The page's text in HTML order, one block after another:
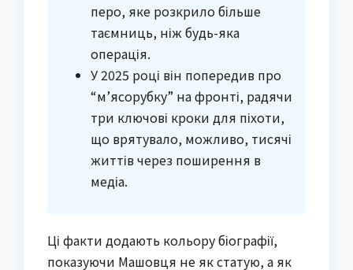
перо, яке розкрило більше
таємниць, ніж будь-яка
операція.
У 2025 році він попередив про
“м’ясорубку” на фронті, радячи
три ключові кроки для піхоти,
що врятувало, можливо, тисячі
життів через поширення в
медіа.
Ці факти додають кольору біографії,
показуючи Машовця не як статую, а як